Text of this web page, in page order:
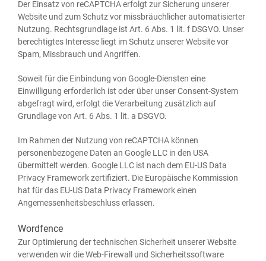
Der Ein­satz von reCAPTCHA erfolgt zur Siche­rung unse­rer
Web­site und zum Schutz vor miss­bräuch­li­cher auto­ma­ti­sier­ter
Nut­zung. Rechts­grund­la­ge ist Art. 6 Abs. 1 lit. f DSGVO. Unser
berech­tig­tes Inter­es­se liegt im Schutz unse­rer Web­site vor
Spam, Miss­brauch und Angriffen.
Soweit für die Ein­bin­dung von Goog­le-Diens­ten eine
Ein­wil­li­gung erfor­der­lich ist oder über unser Con­sent-Sys­tem
abge­fragt wird, erfolgt die Ver­ar­bei­tung zusätz­lich auf
Grund­la­ge von Art. 6 Abs. 1 lit. a DSGVO.
Im Rah­men der Nut­zung von reCAPTCHA kön­nen
per­so­nen­be­zo­ge­ne Daten an Goog­le LLC in den USA
über­mit­telt wer­den. Goog­le LLC ist nach dem EU-US Data
Pri­va­cy Frame­work zer­ti­fi­ziert. Die Euro­päi­sche Kom­mis­si­on
hat für das EU-US Data Pri­va­cy Frame­work einen
Ange­mes­sen­heits­be­schluss erlassen.
Wordfence
Zur Opti­mie­rung der tech­ni­schen Sicher­heit unse­rer Web­site
ver­wen­den wir die Web-Fire­wall und Sicher­heits­soft­ware